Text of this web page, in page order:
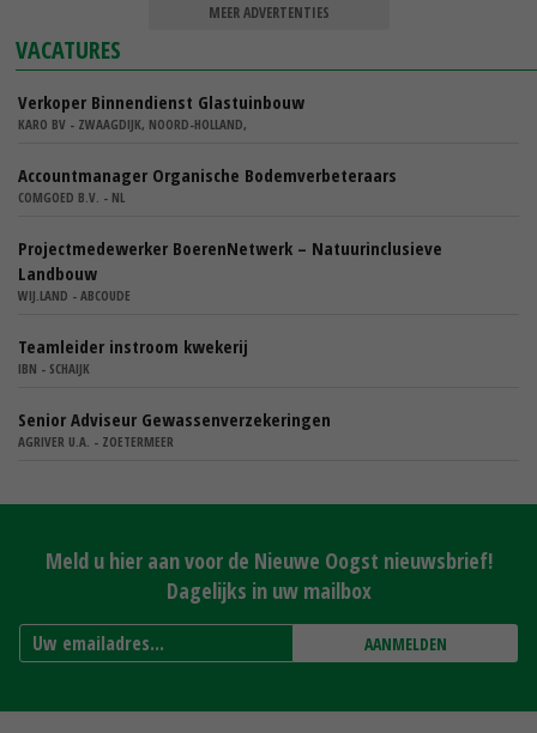
MEER ADVERTENTIES
VACATURES
Verkoper Binnendienst Glastuinbouw
KARO BV - ZWAAGDIJK, NOORD-HOLLAND,
Accountmanager Organische Bodemverbeteraars
COMGOED B.V. - NL
Projectmedewerker BoerenNetwerk – Natuurinclusieve
Landbouw
WIJ.LAND - ABCOUDE
Teamleider instroom kwekerij
IBN - SCHAIJK
Senior Adviseur Gewassenverzekeringen
AGRIVER U.A. - ZOETERMEER
Meld u hier aan voor de Nieuwe Oogst nieuwsbrief!
Dagelijks in uw mailbox
AANMELDEN